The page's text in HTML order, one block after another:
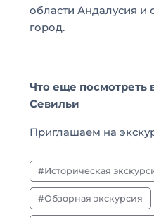
области Андалусия
город.
Что еще посмотреть
Севильи
Приглашаем на
Историческая
Обзорная экскурсия